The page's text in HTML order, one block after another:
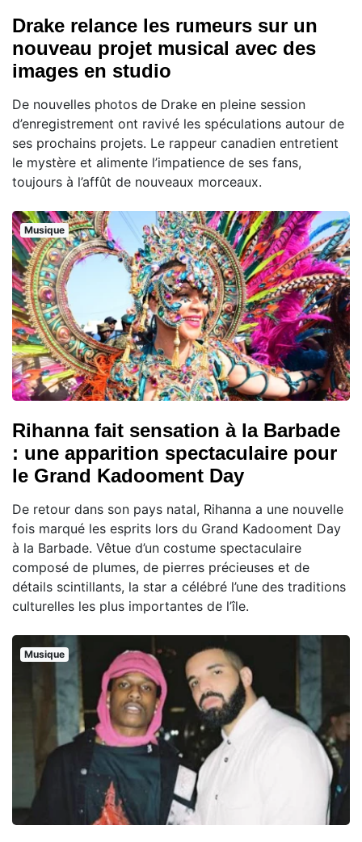
Drake relance les rumeurs sur un
nouveau projet musical avec des
images en studio
De nouvelles photos de Drake en pleine session
d’enregistrement ont ravivé les spéculations autour de
ses prochains projets. Le rappeur canadien entretient
le mystère et alimente l’impatience de ses fans,
toujours à l’affût de nouveaux morceaux.
Musique
Rihanna fait sensation à la Barbade
: une apparition spectaculaire pour
le Grand Kadooment Day
De retour dans son pays natal, Rihanna a une nouvelle
fois marqué les esprits lors du Grand Kadooment Day
à la Barbade. Vêtue d’un costume spectaculaire
composé de plumes, de pierres précieuses et de
détails scintillants, la star a célébré l’une des traditions
culturelles les plus importantes de l’île.
Musique